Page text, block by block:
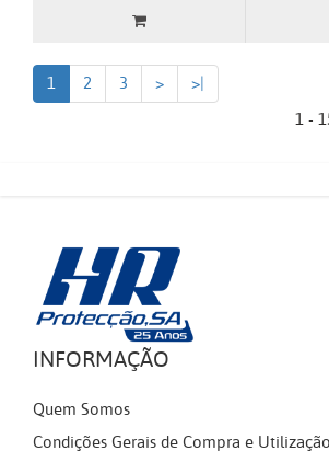
1 2 3 >
>|
1 -
INFORMAÇÃO
Quem Somos
Condições Gerais de Compra e Utilização